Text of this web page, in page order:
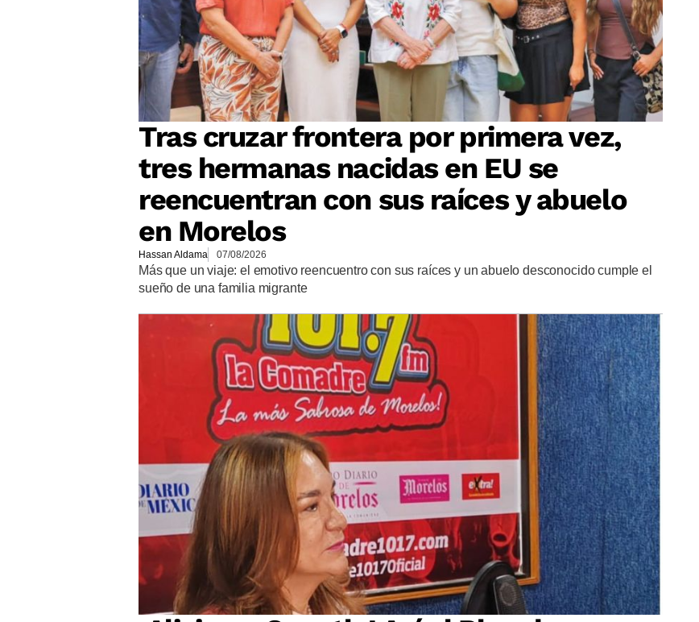
Tras cruzar frontera por primera vez,
tres hermanas nacidas en EU se
reencuentran con sus raíces y abuelo
en Morelos
Hassan Aldama 07/08/2026
Más que un viaje: el emotivo reencuentro con sus raíces y un abuelo desconocido cumple el
sueño de una familia migrante